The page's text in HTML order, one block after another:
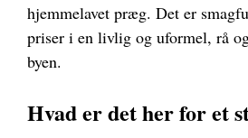
hjemmelavet præg. Det er
priser i en livlig og uformel, rå
byen.
Hvad er det her for et